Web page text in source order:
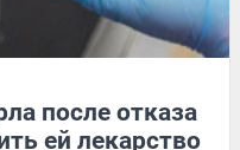
после отказа
ей лекарство